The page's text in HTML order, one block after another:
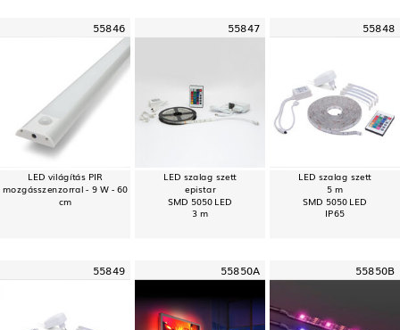
55846
LED világítás PIR
mozgásszenzorral - 9 W - 60
cm
55847
LED szalag szett
epistar
SMD 5050 LED
3 m
55848
LED szalag szett
5 m
SMD 5050 LED
IP65
55849 55850A 55850B